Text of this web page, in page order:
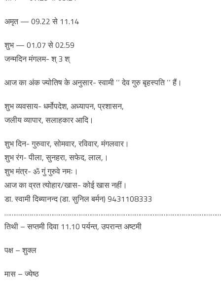
अमृत — 09.22 से 11.14
शुभ — 01.07 से 02.59
जन्मदिन मंगलम- श् 3 श्
आज का अंक ज्योतिष के अनुसार- स्वामी ‘‘ देव गुरु बृहस्पति ‘‘ हैं।
शुभ व्यवसाय- धर्मोपदेश, अध्यापन, प्रशासन,
जलीय व्यापार, सलाहकार आदि।
शुभ दिन- गुरुवार, सोमवार, रविवार, मंगलवार।
शुभ रंग- पीला, सुनहरा, सफेद, लाल,।
शुभ मंत्र- ॐ गुं गुरुवे नमः।
आज का व्रत त्योहार/खास- कोई खास नहीं।
डा. स्वामी दिब्यानन्द (डा. सुनिल बर्मन) 9431108333
तिथी – सप्तमी दिवा 11.10 पर्यन्त, उपरान्त अष्टमी
पक्ष – शुक्ल
मास – ज्येष्ठ